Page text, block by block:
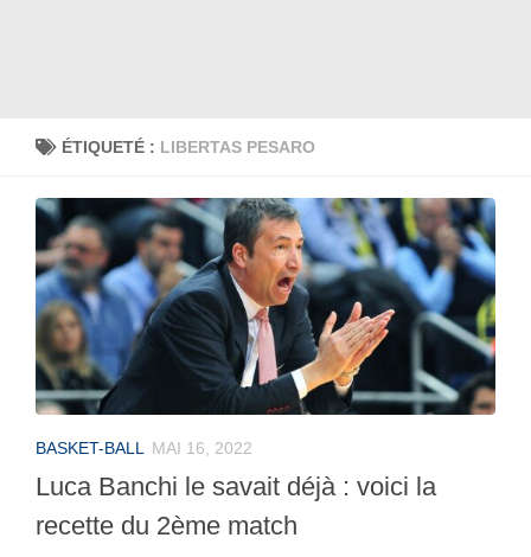
ÉTIQUETÉ : LIBERTAS PESARO
BASKET-BALL MAI 16, 2022
Luca Banchi le savait déjà : voici la
recette du 2ème match